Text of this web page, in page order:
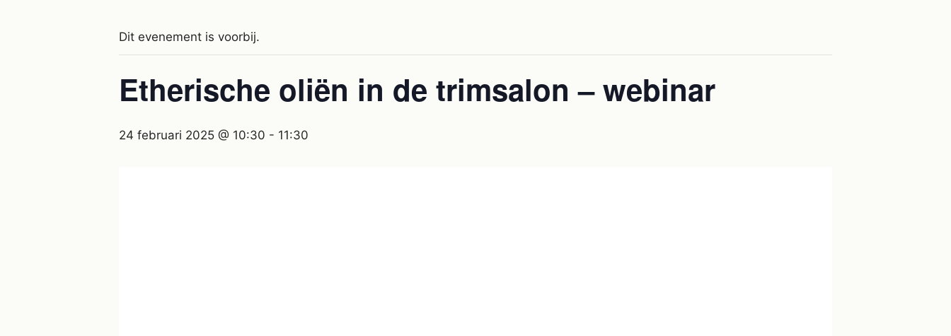
Dit evenement is voorbij.
Etherische oliën in de trimsalon – webinar
24 februari 2025 @ 10:30 - 11:30